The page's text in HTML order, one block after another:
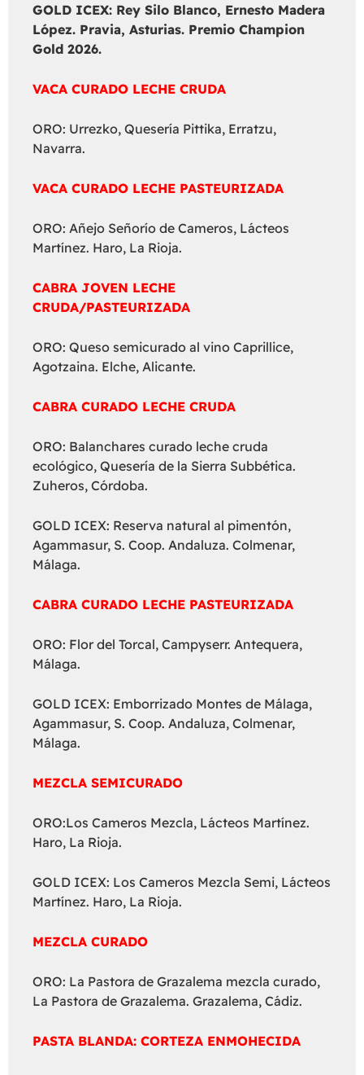
GOLD ICEX: Rey Silo Blanco, Ernesto Madera
López. Pravia, Asturias. Premio Champion
Gold 2026.
VACA CURADO LECHE CRUDA
ORO: Urrezko, Quesería Pittika, Erratzu,
Navarra.
VACA CURADO LECHE PASTEURIZADA
ORO: Añejo Señorío de Cameros, Lácteos
Martínez. Haro, La Rioja.
CABRA JOVEN LECHE
CRUDA/PASTEURIZADA
ORO: Queso semicurado al vino Caprillice,
Agotzaina. Elche, Alicante.
CABRA CURADO LECHE CRUDA
ORO: Balanchares curado leche cruda
ecológico, Quesería de la Sierra Subbética.
Zuheros, Córdoba.
GOLD ICEX: Reserva natural al pimentón,
Agammasur, S. Coop. Andaluza. Colmenar,
Málaga.
CABRA CURADO LECHE PASTEURIZADA
ORO: Flor del Torcal, Campyserr. Antequera,
Málaga.
GOLD ICEX: Emborrizado Montes de Málaga,
Agammasur, S. Coop. Andaluza, Colmenar,
Málaga.
MEZCLA SEMICURADO
ORO:Los Cameros Mezcla, Lácteos Martínez.
Haro, La Rioja.
GOLD ICEX: Los Cameros Mezcla Semi, Lácteos
Martínez. Haro, La Rioja.
MEZCLA CURADO
ORO: La Pastora de Grazalema mezcla curado,
La Pastora de Grazalema. Grazalema, Cádiz.
PASTA BLANDA: CORTEZA ENMOHECIDA